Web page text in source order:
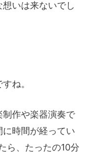
いは来ないでし
ね。
作や楽器演奏で
時間が経ってい
ら、たったの10分